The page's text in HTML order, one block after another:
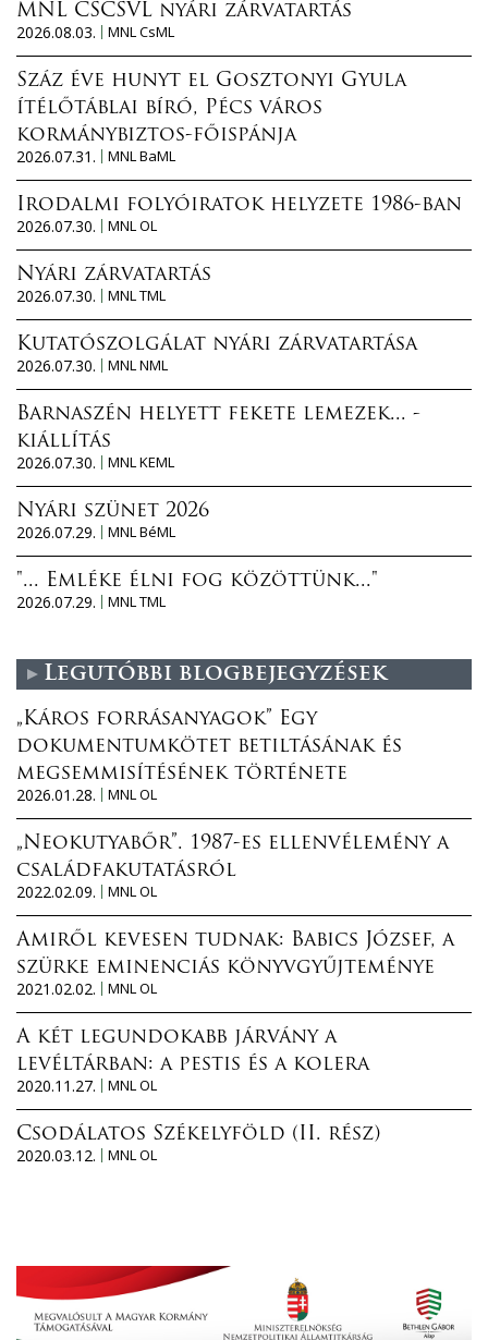
MNL CSCSVL nyári zárvatartás
2026.08.03.
MNL CsML
Száz éve hunyt el Gosztonyi Gyula
ítélőtáblai bíró, Pécs város
kormánybiztos-főispánja
2026.07.31.
MNL BaML
Irodalmi folyóiratok helyzete 1986-ban
2026.07.30.
MNL OL
Nyári zárvatartás
2026.07.30.
MNL TML
Kutatószolgálat nyári zárvatartása
2026.07.30.
MNL NML
Barnaszén helyett fekete lemezek... -
kiállítás
2026.07.30.
MNL KEML
Nyári szünet 2026
2026.07.29.
MNL BéML
"... Emléke élni fog közöttünk..."
2026.07.29.
MNL TML
Legutóbbi blogbejegyzések
„Káros forrásanyagok” Egy
dokumentumkötet betiltásának és
megsemmisítésének története
2026.01.28.
MNL OL
„Neokutyabőr”. 1987-es ellenvélemény a
családfakutatásról
2022.02.09.
MNL OL
Amiről kevesen tudnak: Babics József, a
szürke eminenciás könyvgyűjteménye
2021.02.02.
MNL OL
A két legundokabb járvány a
levéltárban: a pestis és a kolera
2020.11.27.
MNL OL
Csodálatos Székelyföld (II. rész)
2020.03.12.
MNL OL